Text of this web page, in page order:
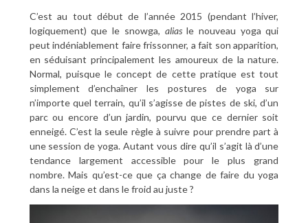
C’est au tout début de l’année 2015 (pendant l’hiver,
logiquement) que le snowga, aliasle nouveau yoga qui
peut indéniablement faire frissonner, a fait son apparition,
en séduisant principalement les amoureux de la nature.
Normal, puisque le concept de cette pratique est tout
simplement d’enchaîner les postures de yoga sur
n’importe quel terrain, qu’il s’agisse de pistes de ski, d’un
parc ou encore d’un jardin, pourvu que ce dernier soit
enneigé. C’est la seule règle à suivre pour prendre part à
une session de yoga. Autant vous dire qu’il s’agit là d’une
tendance largement accessible pour le plus grand
nombre. Mais qu’est-ce que ça change de faire du yoga
dans la neige et dans le froid au juste ?